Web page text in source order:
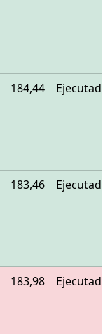
184,44 Ejecutado
183,46 Ejecutado
183,98 Ejecutado